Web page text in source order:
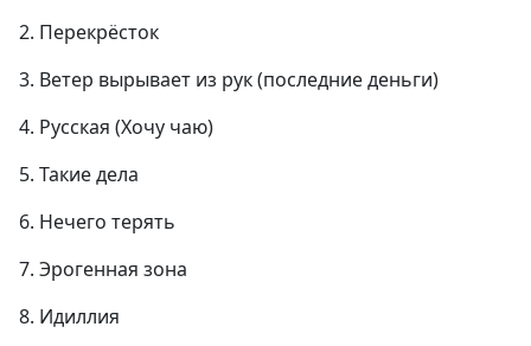
2. Перекрёсток
3. Ветер вырывает из рук (последние деньги)
4. Русская (Хочу чаю)
5. Такие дела
6. Нечего терять
7. Эрогенная зона
8. Идиллия